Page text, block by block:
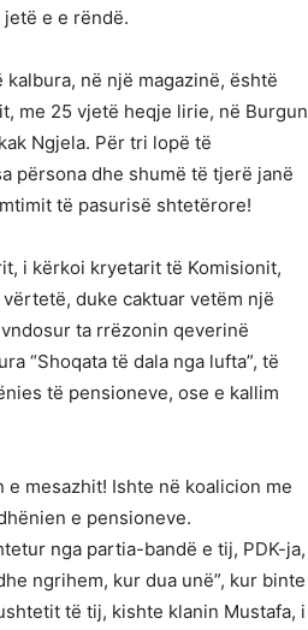
e e rëndë.
në një magazinë, është
me 25 vjetë heqje lirie, në Burgun
Ngjela. Për tri lopë të
përsona dhe shumë të tjerë janë
të pasurisë shtetërore!
i kërkoi kryetarit të Komisionit,
duke caktuar vetëm një
ta rrëzonin qeverinë
“Shoqata të dala nga lufta”, të
të pensioneve, ose e kallim
mesazhit! Ishte në koalicion me
e pensioneve.
nga partia-bandë e tij, PDK-ja,
ngrihem, kur dua unë”, kur binte
të tij, kishte klanin Mustafa, i